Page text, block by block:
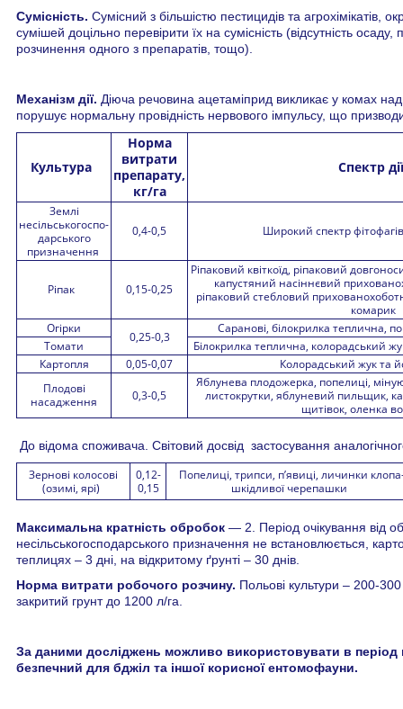
Сумісність. Сумісний з більшістю пестицидів та
сумішей доцільно перевірити їх на сумісність (відсутність
розчинення одного з препаратів, тощо).
Механізм дії. Діюча речовина ацетаміприд викликає у комах
порушує нормальну провідність нервового імпульсу, що
Культура
Норма
витрати
препарату,
кг/га
Спектр дії
Землі
несільськогоспо-
дарського
призначення
0,4-0,5 Широкий спектр
Ріпак 0,15-0,25
Ріпаковий квіткоїд, ріпаковий
капустяний насіннєвий
ріпаковий стебловий
комарик
Огірки
0,25-0,3
Саранові, білокрилка теплична,
Томати
Білокрилка теплична, колорадський
Картопля
0,05-0,07
Колорадський жук та
Плодові
насадження
0,3-0,5
Яблунева плодожерка, попелиці,
листокрутки, яблуневий пильщик,
щитівок, оленка
До відома споживача. Світовий досвід застосування
Зернові колосові
(озимі, ярі)
0,12-
0,15
Попелиці, трипси, п’явиці, личинки
шкідливої черепашки
Максимальна кратність обробок — 2. Період очікування від
несільськогосподарського призначення не встановлюється,
теплицях – 3 дні, на відкритому ґрунті – 30 днів.
Норма витрати робочого розчину. Польові культури – 200-
закритий грунт до 1200 л/га.
За даними досліджень можливо використовувати в період
безпечний для бджіл та іншої корисної ентомофауни.